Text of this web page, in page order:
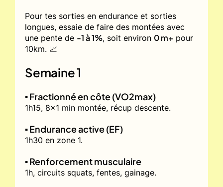
Pour tes sorties en endurance et sorties
longues, essaie de faire des montées avec
une pente de -1 à 1%, soit environ 0 m+ pour
10km. 📈
Semaine 1
▪️ Fractionné en côte (VO2max)
1h15, 8x1 min montée, récup descente.
▪️ Endurance active (EF)
1h30 en zone 1.
▪️ Renforcement musculaire
1h, circuits squats, fentes, gainage.